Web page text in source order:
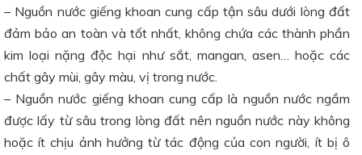
– Nguồn nước giếng khoan cung cấp tận sâu dưới lòng đất
đảm bảo an toàn và tốt nhất, không chứa các thành phần
kim loại nặng độc hại như sắt, mangan, asen… hoặc các
chất gây mùi, gây màu, vị trong nước.
– Nguồn nước giếng khoan cung cấp là nguồn nước ngầm
được lấy từ sâu trong lòng đất nên nguồn nước này không
hoặc ít chịu ảnh hưởng từ tác động của con người, ít bị ô